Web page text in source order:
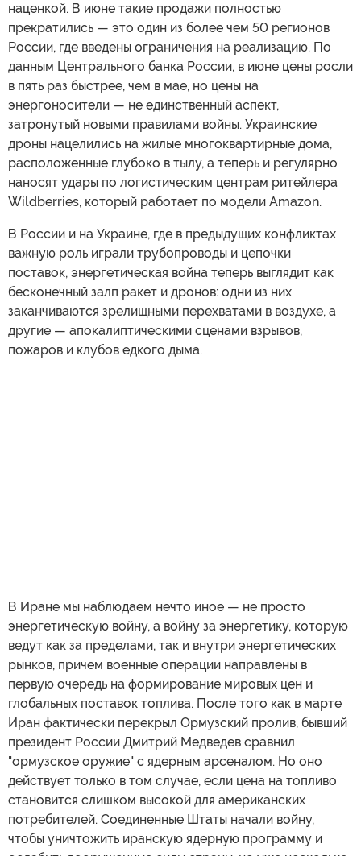
наценкой. В июне такие продажи полностью
прекратились — это один из более чем 50 регионов
России, где введены ограничения на реализацию. По
данным Центрального банка России, в июне цены росли
в пять раз быстрее, чем в мае, но цены на
энергоносители — не единственный аспект,
затронутый новыми правилами войны. Украинские
дроны нацелились на жилые многоквартирные дома,
расположенные глубоко в тылу, а теперь и регулярно
наносят удары по логистическим центрам ритейлера
Wildberries, который работает по модели Amazon.
В России и на Украине, где в предыдущих конфликтах
важную роль играли трубопроводы и цепочки
поставок, энергетическая война теперь выглядит как
бесконечный залп ракет и дронов: одни из них
заканчиваются зрелищными перехватами в воздухе, а
другие — апокалиптическими сценами взрывов,
пожаров и клубов едкого дыма.
В Иране мы наблюдаем нечто иное — не просто
энергетическую войну, а войну за энергетику, которую
ведут как за пределами, так и внутри энергетических
рынков, причем военные операции направлены в
первую очередь на формирование мировых цен и
глобальных поставок топлива. После того как в марте
Иран фактически перекрыл Ормузский пролив, бывший
президент России Дмитрий Медведев сравнил
"ормузское оружие" с ядерным арсеналом. Но оно
действует только в том случае, если цена на топливо
становится слишком высокой для американских
потребителей. Соединенные Штаты начали войну,
чтобы уничтожить иранскую ядерную программу и